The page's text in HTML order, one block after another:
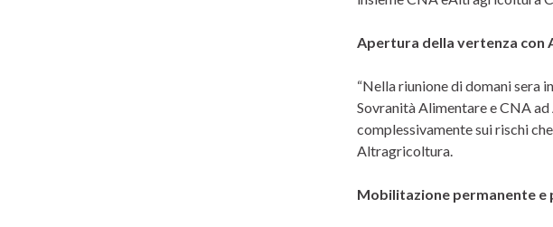
Apertura della vertenza con
“Nella riunione di domani sera
Sovranità Alimentare e CNA
complessivamente sui rischi
Altragricoltura.
Mobilitazione permanente e